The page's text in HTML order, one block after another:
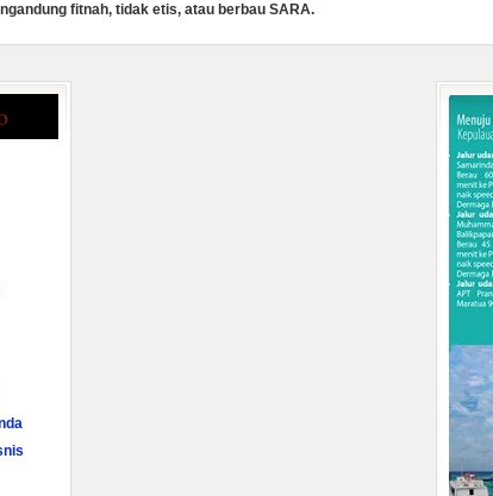
fitnah, tidak etis, atau berbau SARA.